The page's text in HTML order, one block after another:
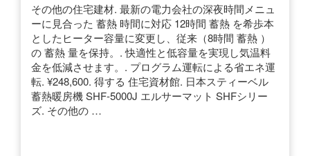
その他の住宅建材. 最新の電力会社の深夜時間メニュ
ーに見合った 蓄熱 時間に対応 12時間 蓄熱 を希歩本
としたヒーター容量に変更し、従来（8時間 蓄熱 ）
の 蓄熱 量を保持。. 快適性と低容量を実現し気温料
金を低減させます。. プログラム運転による省エネ運
転. ¥248,600. 得する 住宅資材館. 日本スティーベル
蓄熱暖房機 SHF-5000J エルサーマット SHFシリー
ズ. その他の …